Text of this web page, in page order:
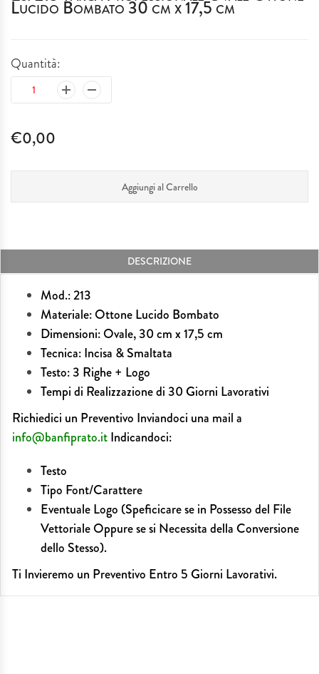
MATRIMONI & EVENTI SPECIALI
SERVIZIO TAGLIO LASER
PLEXIGLASS
I NOSTRI LAVORI
Lucido Bombato 30 cm x 17,5 cm
Quantità:
€0,00
Aggiungi al Carrello
DESCRIZIONE
Mod.: 213
Materiale: Ottone Lucido Bombato
Dimensioni: Ovale, 30 cm x 17,5 cm
Tecnica: Incisa & Smaltata
Testo: 3 Righe + Logo
Tempi di Realizzazione di 30 Giorni Lavorativi
Richiedici un Preventivo Inviandoci una mail a
info@banfiprato.itIndicandoci:
Testo
Tipo Font/Carattere
Eventuale Logo (Speficicare se in Possesso del File
Vettoriale Oppure se si Necessita della Conversione
dello Stesso).
Ti Invieremo un Preventivo Entro 5 Giorni Lavorativi.